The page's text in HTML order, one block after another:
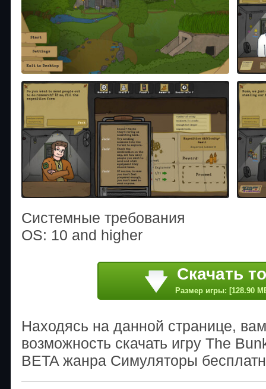
Системные требования
OS: 10 and higher
Скачать
Размер игры: [128.90
Находясь на данной странице,
возможность скачать игру The
BETA жанра Симуляторы